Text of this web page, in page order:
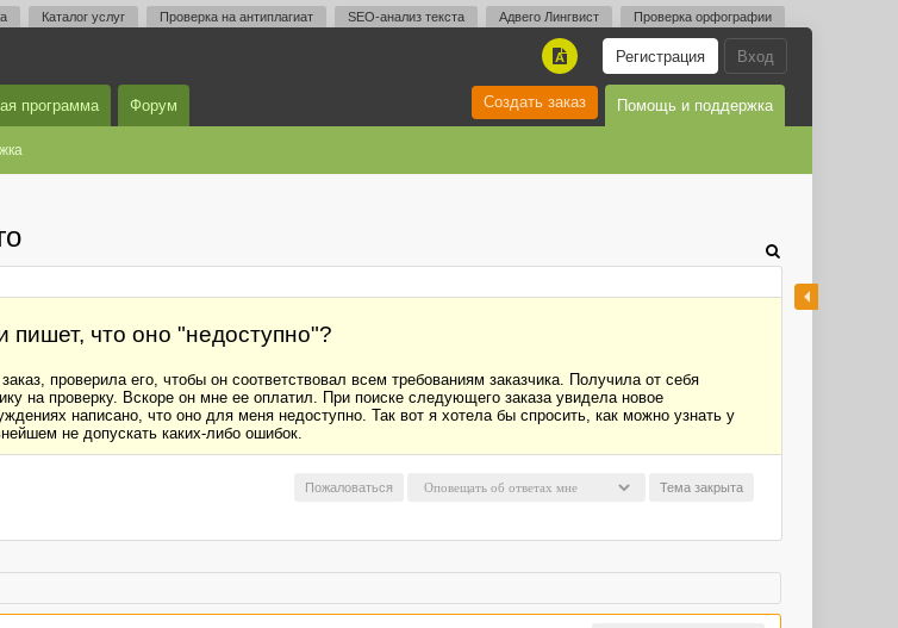
Каталог услуг Проверка на антиплагиат SEO-анализ текста Адвего Лингвист Проверка орфографии
Вход
Регистрация
A
программа Форум Помощь и поддержка
Создать заказ
пишет, что оно "недоступно"?
проверила его, чтобы он соответствовал всем требованиям заказчика. Получила от себя
на проверку. Вскоре он мне ее оплатил. При поиске следующего заказа увидела новое
написано, что оно для меня недоступно. Так вот я хотела бы спросить, как можно узнать у
не допускать каких-либо ошибок.
Тема закрыта
Пожаловаться